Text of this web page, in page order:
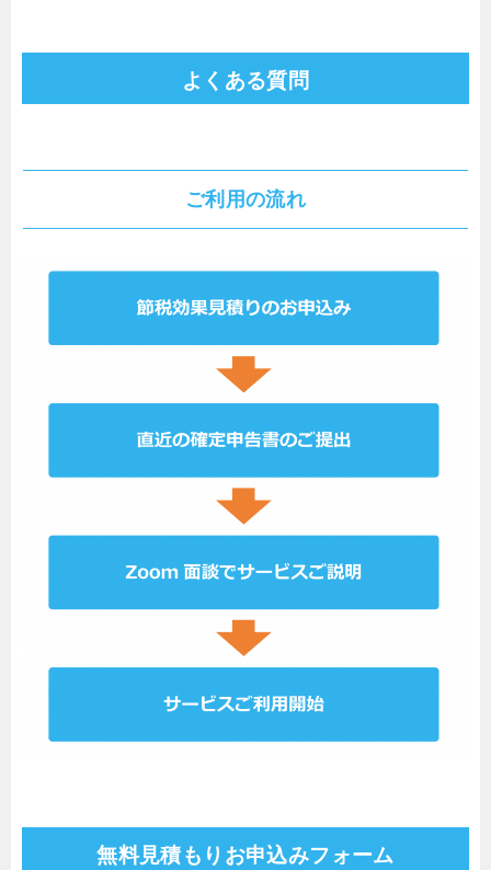
よくある質問
ご利用の流れ
無料見積もりお申込みフォーム